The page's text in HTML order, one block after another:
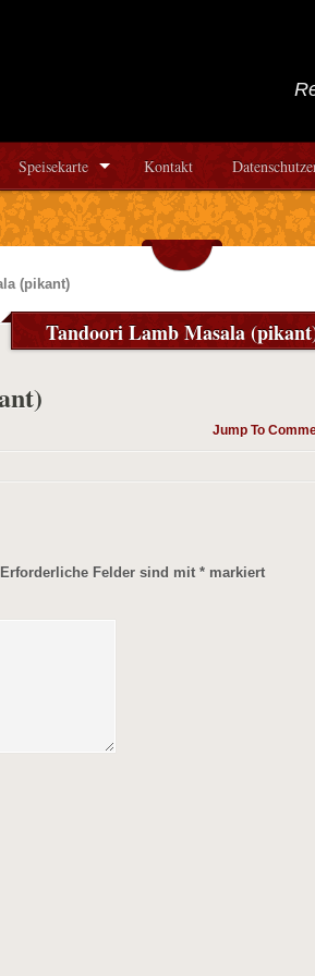
Speisekarte Kontakt
(pikant)
Tandoori Lamb Masala
Jump To
Erforderliche Felder sind mit * markiert